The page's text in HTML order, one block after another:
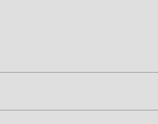
非人為因素之結構瑕疵，請